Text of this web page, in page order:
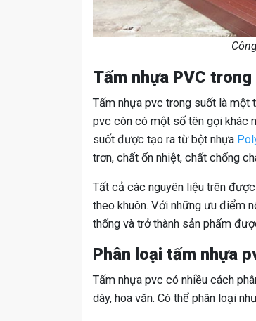
Tấm nhựa PVC
Tấm nhựa pvc trong suốt là một
pvc còn có một số tên gọi khác
suốt được tạo ra từ bột nhựa
trơn, chất ổn nhiệt, chất chống
Tất cả các nguyên liệu trên
theo khuôn. Với những ưu điểm
thống và trở thành sản phẩm
Phân loại tấm nhựa
Tấm nhựa pvc có nhiều cách
dày, hoa văn. Có thể phân loại